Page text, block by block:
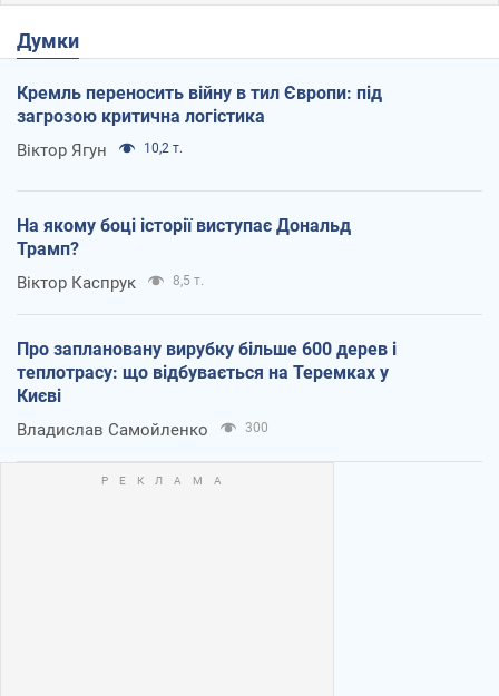
Думки
Кремль переносить війну в тил Європи: під
загрозою критична логістика
Віктор Ягун 10,2 т.
На якому боці історії виступає Дональд
Трамп?
Віктор Каспрук 8,5 т.
Про заплановану вирубку більше 600 дерев і
теплотрасу: що відбувається на Теремках у
Києві
Владислав Самойленко 300